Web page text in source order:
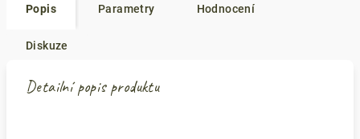
Popis Parametry Hodnocení
Diskuze
Detailní popis produktu